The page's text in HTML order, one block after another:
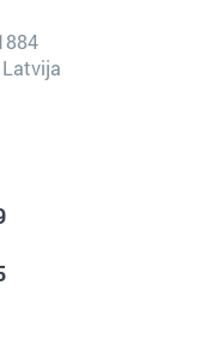
Latvija